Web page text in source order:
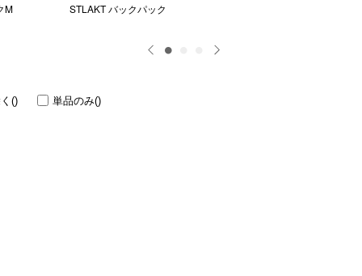
M STLAKT バックパック
() 単品のみ()